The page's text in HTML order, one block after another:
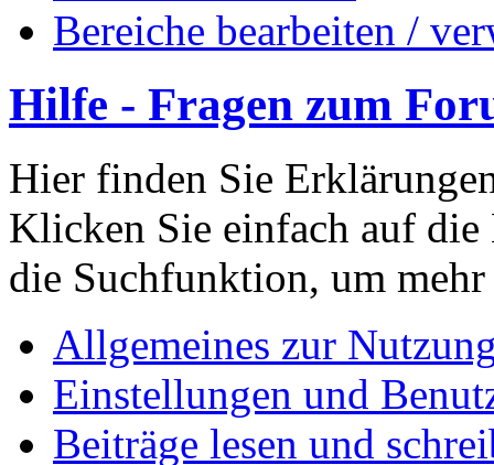
Bereiche bearbeiten /
Hilfe - Fragen zum
Hier finden Sie
Klicken Sie einfach auf
die Suchfunktion, um
Allgemeines zur
Einstellungen und
Beiträge lesen und